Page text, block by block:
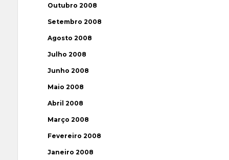
Outubro 2008
Setembro 2008
Agosto 2008
Julho 2008
Junho 2008
Maio 2008
Abril 2008
Março 2008
Fevereiro 2008
Janeiro 2008